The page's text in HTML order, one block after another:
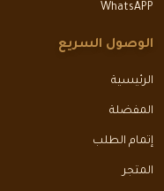
WhatsAPP
الوصول السريع
الرئيسية
المفضلة
إتمام الطلب
المتجر